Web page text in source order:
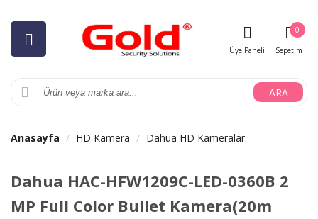
ARA
Üye Paneli Sepetim
0
Anasayfa HD Kamera Dahua HD Kameralar
Dahua HAC-HFW1209C-LED-0360B 2
MP Full Color Bullet Kamera(20m